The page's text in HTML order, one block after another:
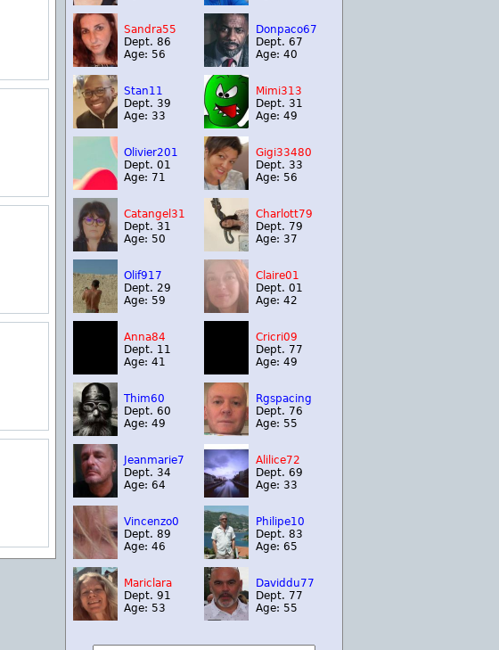
Sandra55
Dept. 86
Age: 56
Donpaco67
Dept. 67
Age: 40
Stan11
Dept. 39
Age: 33
Mimi313
Dept. 31
Age: 49
Olivier201
Dept. 01
Age: 71
Gigi33480
Dept. 33
Age: 56
Catangel31
Dept. 31
Age: 50
Charlott79
Dept. 79
Age: 37
Olif917
Dept. 29
Age: 59
Claire01
Dept. 01
Age: 42
Anna84
Dept. 11
Age: 41
Cricri09
Dept. 77
Age: 49
Thim60
Dept. 60
Age: 49
Rgspacing
Dept. 76
Age: 55
Jeanmarie7
Dept. 34
Age: 64
Alilice72
Dept. 69
Age: 33
Vincenzo0
Dept. 89
Age: 46
Philipe10
Dept. 83
Age: 65
Mariclara
Dept. 91
Age: 53
Daviddu77
Dept. 77
Age: 55